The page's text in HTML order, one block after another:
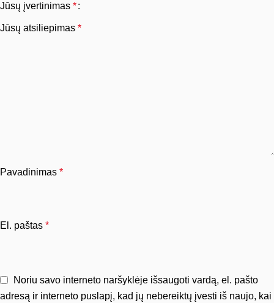
Jūsų įvertinimas *
Jūsų atsiliepimas *
Pavadinimas *
El. paštas *
Noriu savo interneto naršyklėje išsaugoti vardą, el. pašto
adresą ir interneto puslapį, kad jų nebereiktų įvesti iš naujo, kai